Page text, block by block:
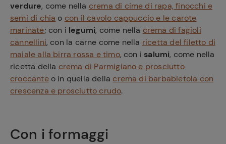
verdure, come nella crema di cime di rapa, finocchi e
semi di chia o con il cavolo cappuccio e le carote
marinate; con i legumi, come nella crema di fagioli
cannellini, con la carne come nella ricetta del filetto di
maiale alla birra rossa e timo, con i salumi, come nella
ricetta della crema di Parmigiano e prosciutto
croccanteo in quella della crema di barbabietola con
crescenza e prosciutto crudo.
Con i formaggi